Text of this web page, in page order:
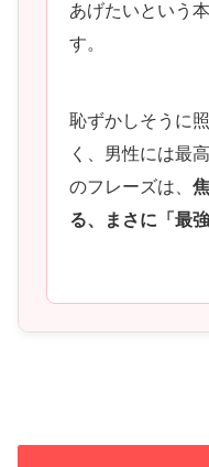
あげたいという
す。
恥ずかしそうに
く、男性には最
のフレーズは、
る、まさに「最